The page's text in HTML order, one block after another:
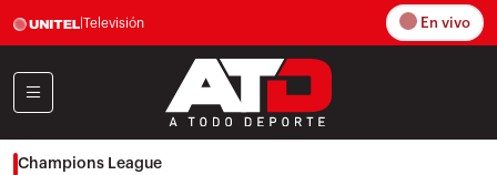
Televisión En vivo
Champions League